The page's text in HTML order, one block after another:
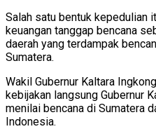
Salah satu bentuk kepedulian
keuangan tanggap bencana
daerah yang terdampak
Sumatera.
Wakil Gubernur Kaltara
kebijakan langsung Gubernur
menilai bencana di Sumatera
Indonesia.